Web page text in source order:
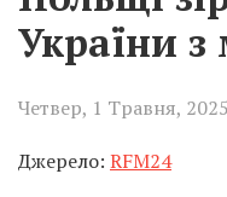
України з
Четвер, 1 Травня,
Джерело: RFM24